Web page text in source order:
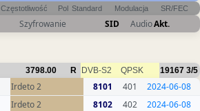
Częstotliwość Pol Standard Modulacja SR/FEC
Szyfrowanie SID AudioAkt.
3798.00 R DVB-S2 QPSK 19167 3/5
Irdeto 2 8101 401
2024-06-08
Irdeto 2 8102 402
2024-06-08